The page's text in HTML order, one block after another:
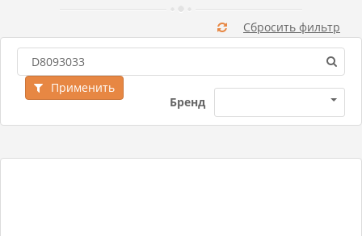
Бренд
Применить
Сбросить фильтр